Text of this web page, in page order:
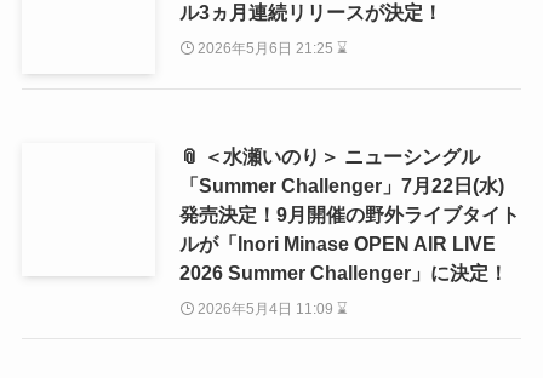
ル3ヵ月連続リリースが決定！
2026年5月6日 21:25 ⌛
📎 ＜水瀬いのり＞ ニューシングル
「Summer Challenger」7月22日(水)
発売決定！9月開催の野外ライブタイト
ルが「Inori Minase OPEN AIR LIVE
2026 Summer Challenger」に決定！
2026年5月4日 11:09 ⌛